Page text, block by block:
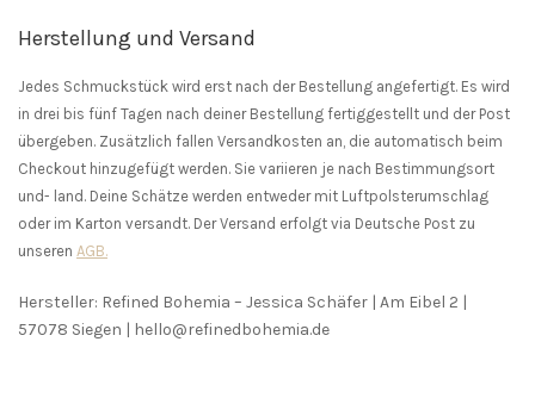
Herstellung und Versand
Jedes Schmuckstück wird erst nach der Bestellung angefertigt. Es wird
in drei bis fünf Tagen nach deiner Bestellung fertiggestellt und der Post
übergeben. Zusätzlich fallen Versandkosten an, die automatisch beim
Checkout hinzugefügt werden. Sie variieren je nach Bestimmungsort
und- land. Deine Schätze werden entweder mit Luftpolsterumschlag
oder im Karton versandt. Der Versand erfolgt via Deutsche Post zu
unseren AGB.
Hersteller: Refined Bohemia – Jessica Schäfer | Am Eibel 2 |
57078 Siegen | hello@refinedbohemia.de